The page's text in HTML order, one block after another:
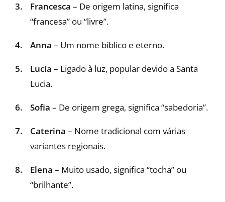
Francesca – De origem latina, significa
“francesa” ou “livre”.
Anna – Um nome bíblico e eterno.
Lucia – Ligado à luz, popular devido a Santa
Lucia.
Sofia – De origem grega, significa “sabedoria”.
Caterina – Nome tradicional com várias
variantes regionais.
Elena – Muito usado, significa “tocha” ou
“brilhante”.